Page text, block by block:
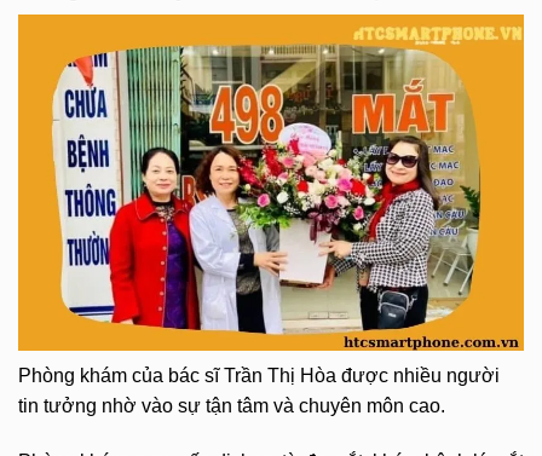
Phòng khám của bác sĩ Trần Thị Hòa được nhiều người
tin tưởng nhờ vào sự tận tâm và chuyên môn cao.